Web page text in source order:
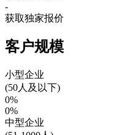
-
获取独家报价
客户规模
小型企业
(50人及以下)
0%
0%
中型企业